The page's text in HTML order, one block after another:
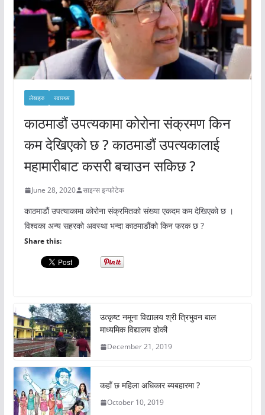
लेखहरु स्वास्थ्य
काठमाडौं उपत्यकामा कोरोना संक्रमण किन
कम देखिएको छ ? काठमाडौं उपत्यकालाई
महामारीबाट कसरी बचाउन सकिछ ?
June 28, 2020 साइन्स इन्फोटेक
काठमाडौं उपत्याकामा कोरोना संक्रमितको संख्या एकदम कम देखिएको छ ।
विश्वका अन्य सहरको अवस्था भन्दा काठमाडौंको किन फरक छ ?
Share this:
उत्कृष्ट नमूना विद्यालय श्री त्रिभुवन बाल
माध्यमिक विद्यालय ढोकी
December 21, 2019
कहाँ छ महिला अधिकार ब्यबहारमा ?
October 10, 2019